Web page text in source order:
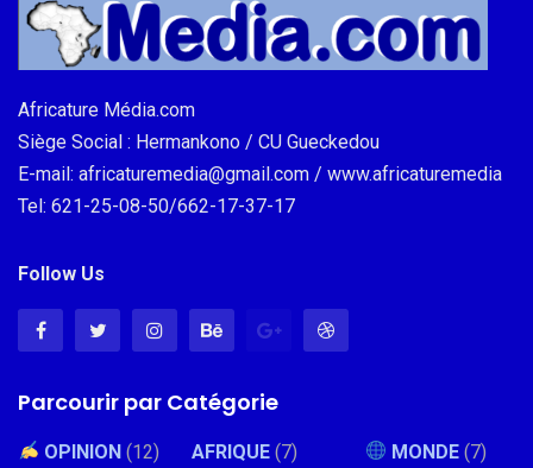
Africature Média.com
Siège Social : Hermankono / CU Gueckedou
E-mail: africaturemedia@gmail.com / www.africaturemedia
Tel: 621-25-08-50/662-17-37-17
Follow Us
Parcourir par Catégorie
OPINION (12) AFRIQUE (7) MONDE (7)